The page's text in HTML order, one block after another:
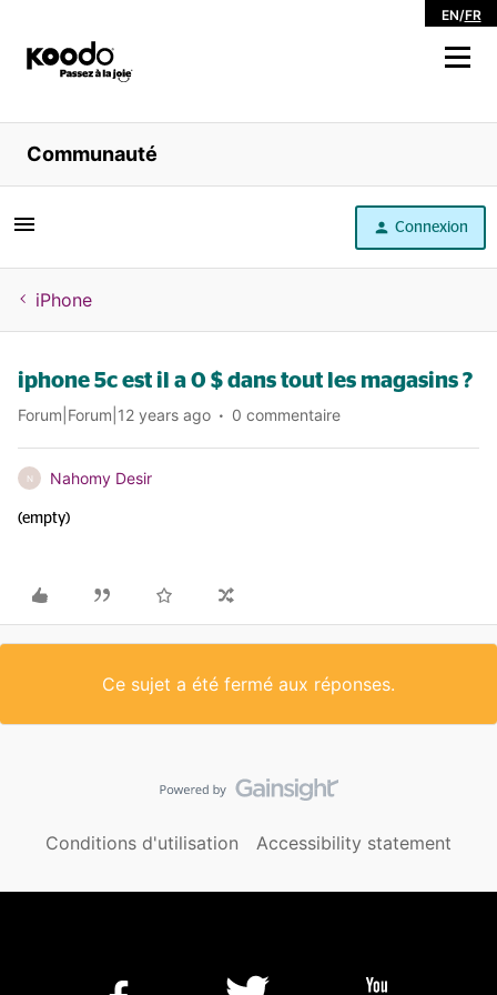
EN/FR
Magasiner
Libre service
Aide
Communauté
Connexion
iPhone
iphone 5c est il a 0 $ dans tout les magasins ?
Forum|Forum|12 years ago 0 commentaire
N Nahomy Desir
(empty)
Ce sujet a été fermé aux réponses.
Conditions d'utilisation Accessibility statement